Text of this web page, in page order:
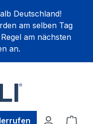
Deutschland!
am selben Tag
am nächsten
an.